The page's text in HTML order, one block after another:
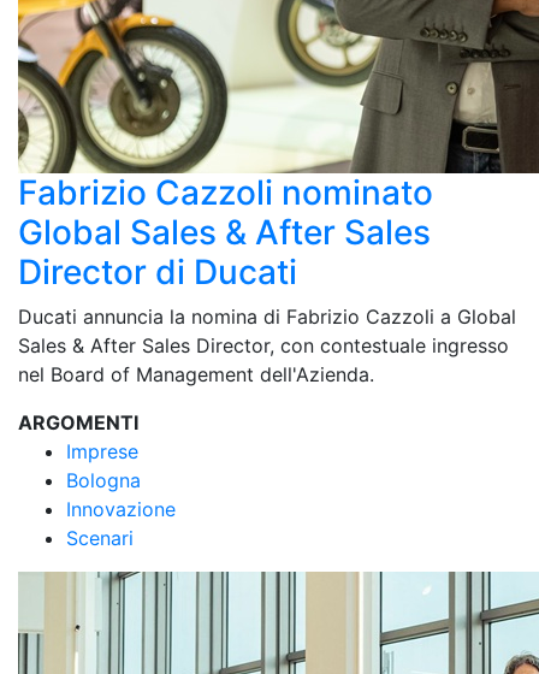
Fabrizio Cazzoli nominato
Global Sales & After Sales
Director di Ducati
Ducati annuncia la nomina di Fabrizio Cazzoli a Global
Sales & After Sales Director, con contestuale ingresso
nel Board of Management dell'Azienda.
ARGOMENTI
Imprese
Bologna
Innovazione
Scenari